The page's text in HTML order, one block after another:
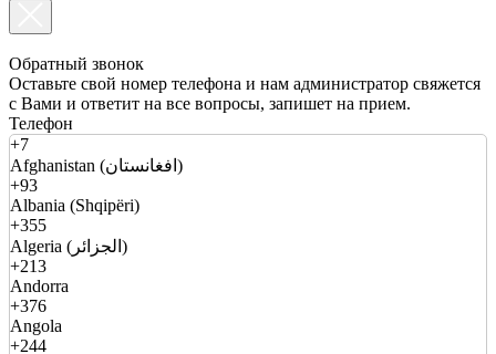
Обратный звонок
Оставьте свой номер телефона и нам администратор свяжется
с Вами и ответит на все вопросы, запишет на прием.
Телефон
+7
Afghanistan (افغانستان)
+93
Albania (Shqipëri)
+355
Algeria (الجزائر)
+213
Andorra
+376
Angola
+244